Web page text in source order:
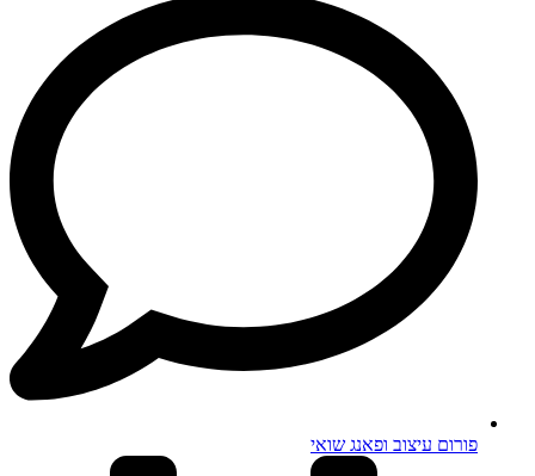
פורום עיצוב ופאנג שואי